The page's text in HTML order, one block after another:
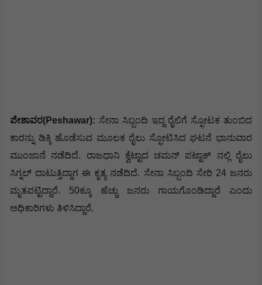
ಪೇಶಾವರ(Peshawar):
ಸೇನಾ ಸಿಬ್ಬಂದಿ ಇದ್ದ ರೈಲಿಗೆ ಸ್ಫೋಟಕ ತುಂಬಿದ
ಕಾರನ್ನು ಡಿಕ್ಕಿ ಹೊಡೆಸುವ ಮೂಲಕ ರೈಲು ಸ್ಫೋಟಿಸಿದ ಘಟನೆ ಭಾನುವಾರ
ಮುಂಜಾನೆ ನಡೆದಿದೆ. ರಾಜಧಾನಿ ಕ್ವೆಟ್ಟಾದ ಚಮನ್ ಪಟ್ಟಾಕ್ ನಲ್ಲಿ ರೈಲು
ಸಿಗ್ನಲ್ ದಾಟುತ್ತಿದ್ದಾಗ ಈ ಕೃತ್ಯ ನಡೆದಿದೆ. ಸೇನಾ ಸಿಬ್ಬಂದಿ ಸೇರಿ 24 ಜನರು
ಮೃತಪಟ್ಟಿದ್ದಾರೆ. 50ಕ್ಕೂ ಹೆಚ್ಚು ಜನರು ಗಾಯಗೊಂಡಿದ್ದಾರೆ ಎಂದು